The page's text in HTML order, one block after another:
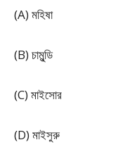
(A) মহিষা
(B) চামুন্ডি
(C) মাইসোর
(D) মাইসুরু